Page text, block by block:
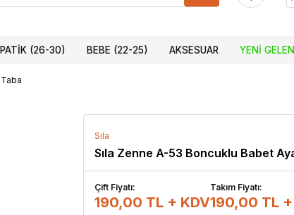
PATIK (26-30) BEBE (22-25) AKSESUAR YENI
Sıla
Sıla Zenne A-53 Boncuklu Babet
Çift Fiyatı:
190,00 TL + KDV
Takım Fiyatı:
190,00 TL